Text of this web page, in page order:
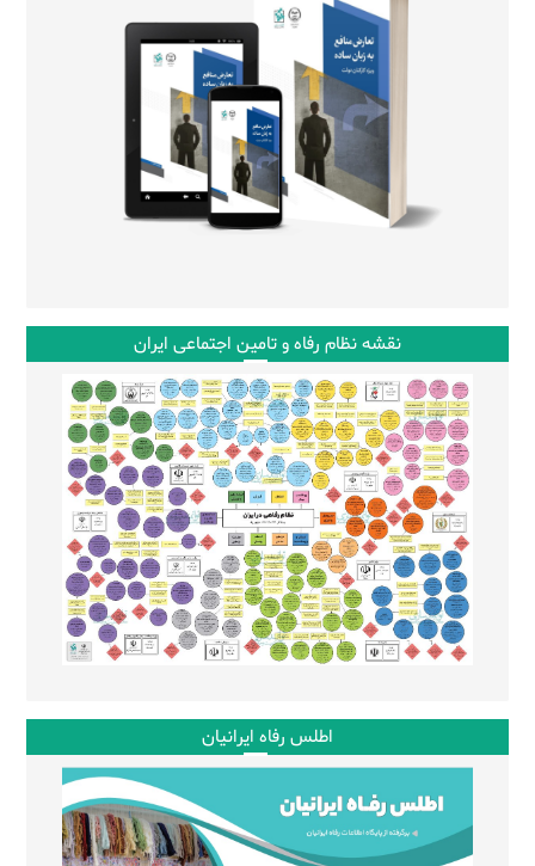
نقشه نظام رفاه و تامین اجتماعی ایران
اطلس رفاه ایرانیان